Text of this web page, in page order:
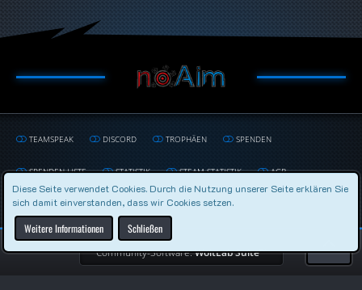
TEAMSPEAK DISCORD TROPHÄEN SPENDEN
SPENDEN LISTE STATISTIK STEAM STATISTIK AGB
DATENSCHUTZERKLÄRUNG IMPRESSUM
Community-Software:WoltLab Suite™
Diese Seite verwendet Cookies. Durch die Nutzung unserer Seite erklären Sie
sich damit einverstanden, dass wir Cookies setzen.
Weitere Informationen Schließen